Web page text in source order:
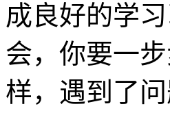
成良好的学
会，你要一
样，遇到了